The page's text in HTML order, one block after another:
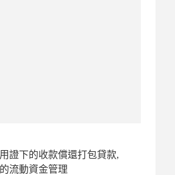
證下的收款償還打包貸款,
流動資金管理